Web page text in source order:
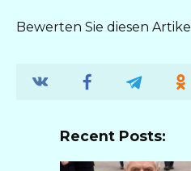
Bewerten Sie diesen Artikel
Recent Posts: